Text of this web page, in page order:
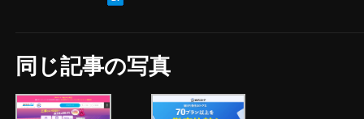
同じ記事の写真